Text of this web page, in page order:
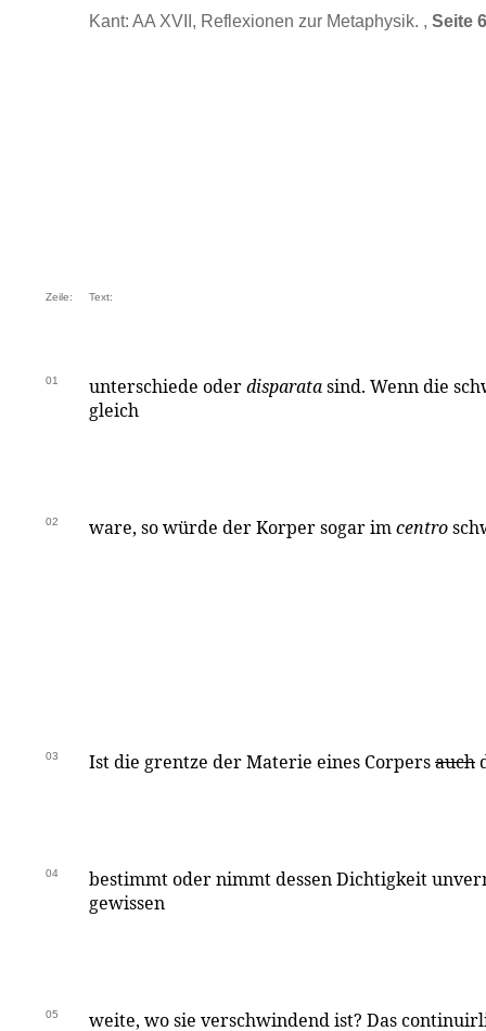
Kant: AA XVII, Reflexionen zur Metaphysik. , Seite
Zeile: Text:
01 unterschiede oderdisparatasind. Wenn die
gleich
02 ware, so würde der Korper sogar imcentro
03 Ist die grentze der Materie eines Corpersauch
04
bestimmt oder nimmt dessen Dichtigkeit
gewissen
05 weite, wo sie verschwindend ist? Das